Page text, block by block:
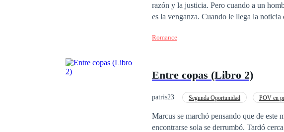
razón y la justicia. Pero cuando a un
es la venganza. Cuando le llega la noticia
su familia, dispuesto a crear esa vida y a
ninguno ha llegado jamás al grado de
Romance
Entre copas (Libro 2)
patris23 Segunda Oportunidad POV en
Marcus se marchó pensando que de este
encontrarse sola se derrumbó. Tardó cerca de un año en volver a encaminar su vida. Se trasladó a un pequeño